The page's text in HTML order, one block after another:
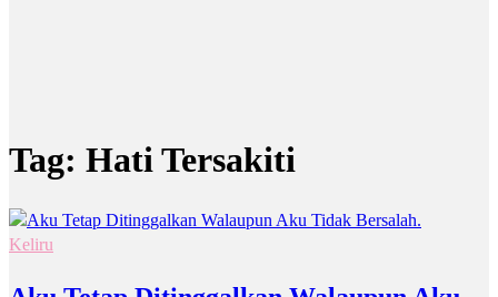
Tag: Hati Tersakiti
Keliru